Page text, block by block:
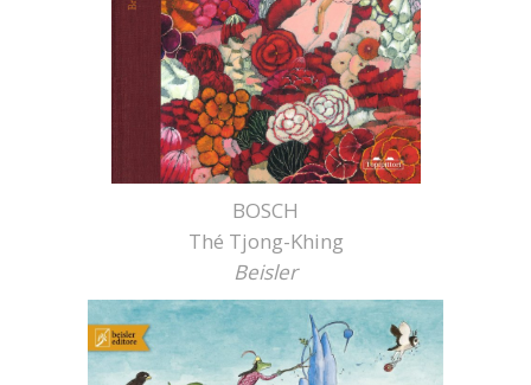
BOSCH
Thé Tjong-Khing
Beisler